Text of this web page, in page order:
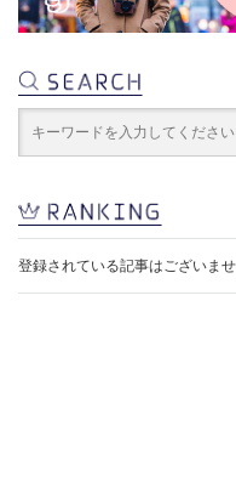
登録されている記事はございませ